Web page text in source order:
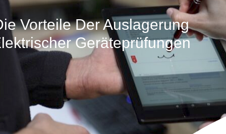
Vorteile Der Auslagerung
Geräteprüfungen